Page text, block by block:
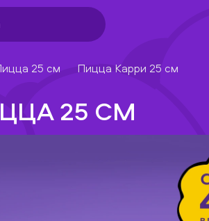
25 см Пицца Карри 25 см
25 СМ